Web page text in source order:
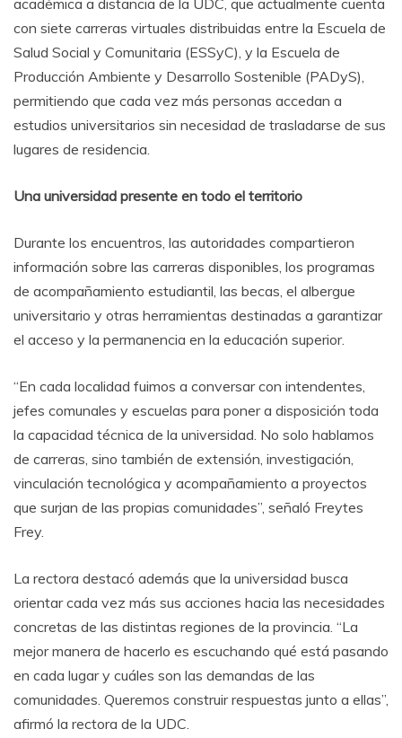
con siete carreras virtuales distribuidas entre la Escuela de
Salud Social y Comunitaria (ESSyC), y la Escuela de
Producción Ambiente y Desarrollo Sostenible (PADyS),
permitiendo que cada vez más personas accedan a
estudios universitarios sin necesidad de trasladarse de sus
lugares de residencia.
Una universidad presente en todo el territorio
Durante los encuentros, las autoridades compartieron
información sobre las carreras disponibles, los programas
de acompañamiento estudiantil, las becas, el albergue
universitario y otras herramientas destinadas a garantizar
el acceso y la permanencia en la educación superior.
“En cada localidad fuimos a conversar con intendentes,
jefes comunales y escuelas para poner a disposición toda
la capacidad técnica de la universidad. No solo hablamos
de carreras, sino también de extensión, investigación,
vinculación tecnológica y acompañamiento a proyectos
que surjan de las propias comunidades”, señaló Freytes
Frey.
La rectora destacó además que la universidad busca
orientar cada vez más sus acciones hacia las necesidades
concretas de las distintas regiones de la provincia. “La
mejor manera de hacerlo es escuchando qué está pasando
en cada lugar y cuáles son las demandas de las
comunidades. Queremos construir respuestas junto a ellas”,
afirmó la rectora de la UDC.